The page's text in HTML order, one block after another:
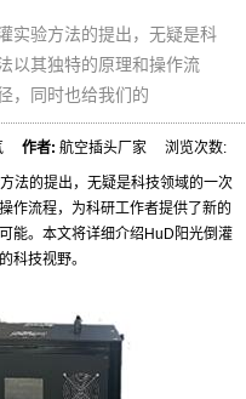
实验方法的提出，无疑是科
以其独特的原理和操作流
，同时也给我们的
气作者: 航空插头厂家 浏览次数:
法的提出，无疑是科技领域的一次
作流程，为科研工作者提供了新的
能。本文将详细介绍HuD阳光倒灌
科技视野。